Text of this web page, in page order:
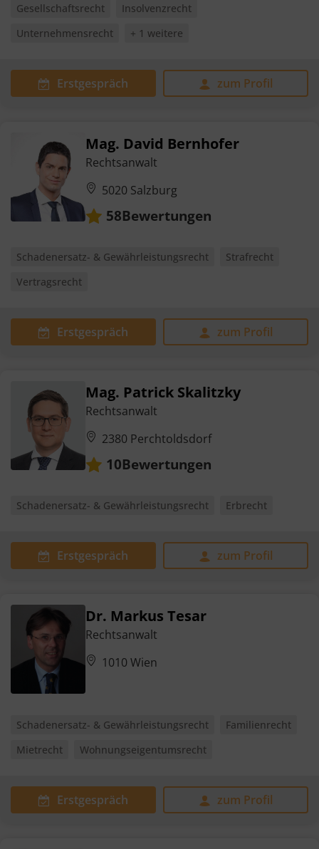
Gesellschaftsrecht
Insolvenzrecht
Unternehmensrecht
+ 1 weitere
Erstgespräch zum Profil
Mag. David Bernhofer
Rechtsanwalt
5020 Salzburg
58Bewertungen
Schadenersatz- & Gewährleistungsrecht
Strafrecht
Vertragsrecht
Erstgespräch zum Profil
Mag. Patrick Skalitzky
Rechtsanwalt
2380 Perchtoldsdorf
10Bewertungen
Schadenersatz- & Gewährleistungsrecht Erbrecht
Erstgespräch zum Profil
Dr. Markus Tesar
Rechtsanwalt
1010 Wien
Schadenersatz- & Gewährleistungsrecht
Familienrecht
Mietrecht
Wohnungseigentumsrecht
Erstgespräch zum Profil